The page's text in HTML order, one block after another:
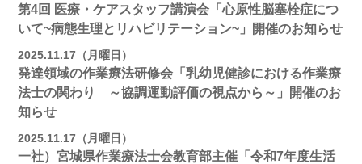
第4回 医療・ケアスタッフ講演会「心原性脳塞栓症につ
いて~病態生理とリハビリテーション~」開催のお知らせ
2025.11.17（月曜日）
発達領域の作業療法研修会「乳幼児健診における作業療
法士の関わり ～協調運動評価の視点から～」開催のお
知らせ
2025.11.17（月曜日）
一社）宮城県作業療法士会教育部主催「令和7年度生活